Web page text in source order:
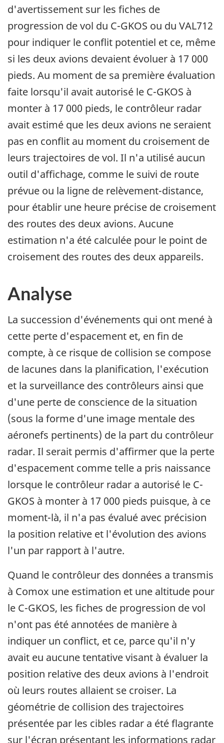
d'avertissement sur les fiches de
progression de vol du C-GKOS ou du VAL712
pour indiquer le conflit potentiel et ce, même
si les deux avions devaient évoluer à 17 000
pieds. Au moment de sa première évaluation
faite lorsqu'il avait autorisé le C-GKOS à
monter à 17 000 pieds, le contrôleur radar
avait estimé que les deux avions ne seraient
pas en conflit au moment du croisement de
leurs trajectoires de vol. Il n'a utilisé aucun
outil d'affichage, comme le suivi de route
prévue ou la ligne de relèvement-distance,
pour établir une heure précise de croisement
des routes des deux avions. Aucune
estimation n'a été calculée pour le point de
croisement des routes des deux appareils.
Analyse
La succession d'événements qui ont mené à
cette perte d'espacement et, en fin de
compte, à ce risque de collision se compose
de lacunes dans la planification, l'exécution
et la surveillance des contrôleurs ainsi que
d'une perte de conscience de la situation
(sous la forme d'une image mentale des
aéronefs pertinents) de la part du contrôleur
radar. Il serait permis d'affirmer que la perte
d'espacement comme telle a pris naissance
lorsque le contrôleur radar a autorisé le C-
GKOS à monter à 17 000 pieds puisque, à ce
moment-là, il n'a pas évalué avec précision
la position relative et l'évolution des avions
l'un par rapport à l'autre.
Quand le contrôleur des données a transmis
à Comox une estimation et une altitude pour
le C-GKOS, les fiches de progression de vol
n'ont pas été annotées de manière à
indiquer un conflict, et ce, parce qu'il n'y
avait eu aucune tentative visant à évaluer la
position relative des deux avions à l'endroit
où leurs routes allaient se croiser. La
géométrie de collision des trajectoires
présentée par les cibles radar a été flagrante
sur l'écran présentant les informations radar